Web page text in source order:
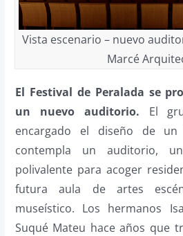
Vista escenario – nuevo
Marcé
El Festival de Peralada se
un nuevo auditorio. El
encargado el diseño de
contempla un auditorio,
polivalente para acoger
futura aula de artes
museístico. Los hermanos
Suqué Mateu hace años que